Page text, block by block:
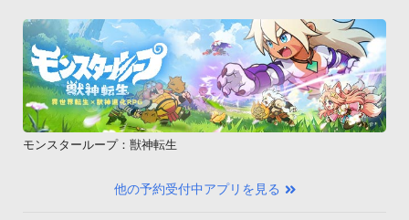
モンスターループ：獣神転生
他の予約受付中アプリを見る